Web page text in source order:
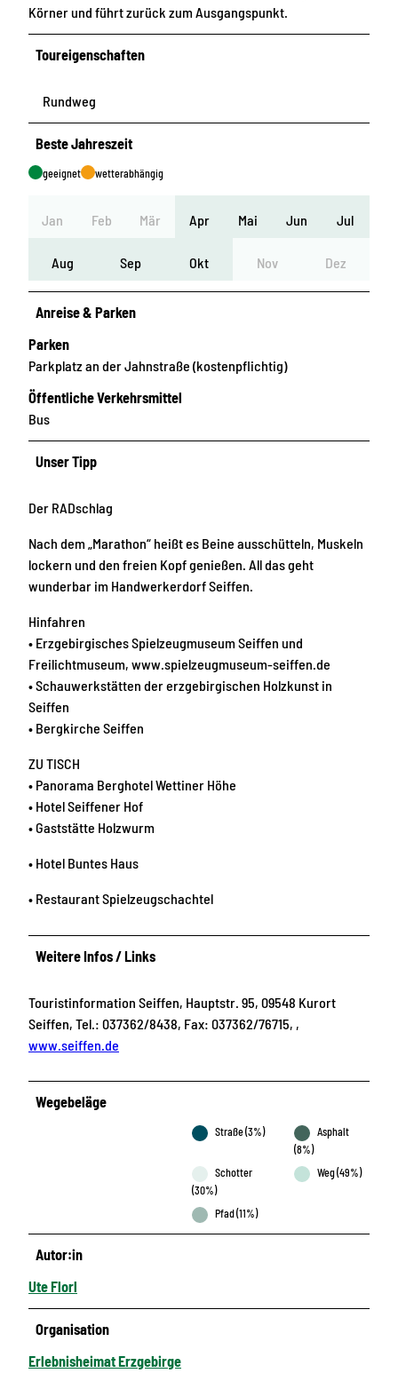
Körner und führt zurück zum Ausgangspunkt.
Toureigenschaften
Rundweg
Beste Jahreszeit
geeignet wetterabhängig
Jan Feb Mär Apr Mai Jun Jul
Aug Sep Okt Nov Dez
Anreise & Parken
Parken
Parkplatz an der Jahnstraße (kostenpflichtig)
Öffentliche Verkehrsmittel
Bus
Unser Tipp
Der RADschlag
Nach dem „Marathon“ heißt es Beine ausschütteln, Muskeln
lockern und den freien Kopf genießen. All das geht
wunderbar im Handwerkerdorf Seiffen.
Hinfahren
• Erzgebirgisches Spielzeugmuseum Seiffen und
Freilichtmuseum, www.spielzeugmuseum-seiffen.de
• Schauwerkstätten der erzgebirgischen Holzkunst in
Seiffen
• Bergkirche Seiffen
ZU TISCH
• Panorama Berghotel Wettiner Höhe
• Hotel Seiffener Hof
• Gaststätte Holzwurm
• Hotel Buntes Haus
• Restaurant Spielzeugschachtel
Weitere Infos / Links
Touristinformation Seiffen, Hauptstr. 95, 09548 Kurort
Seiffen, Tel.: 037362/8438, Fax: 037362/76715, ,
www.seiffen.de
Wegebeläge
Straße (3%)
Asphalt
(8%)
Schotter
(30%)
Weg (49%)
Pfad (11%)
Autor:in
Ute Florl
Organisation
Erlebnisheimat Erzgebirge